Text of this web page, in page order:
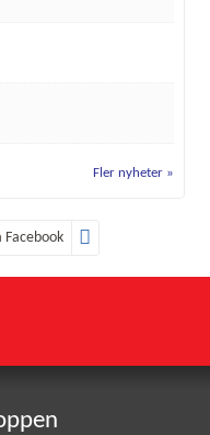
Fler nyheter
Facebook
24